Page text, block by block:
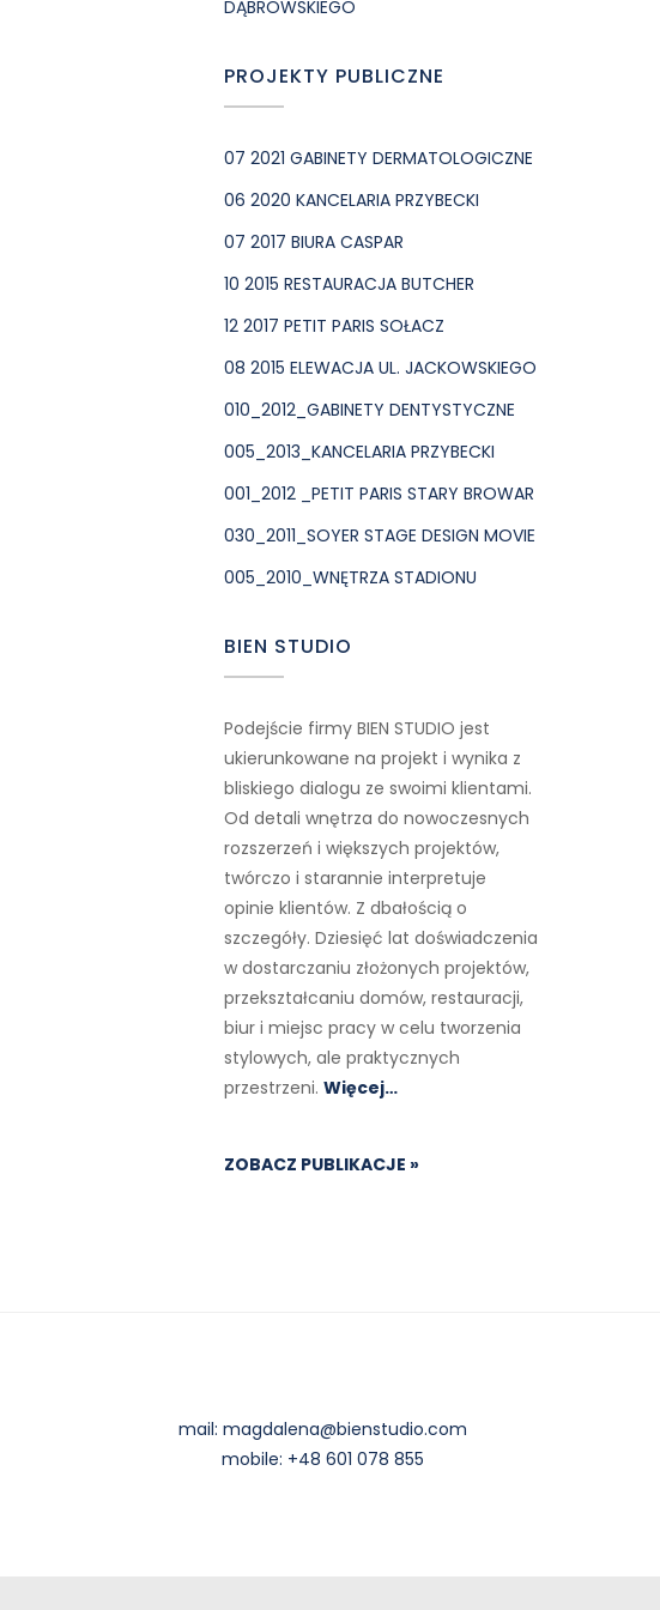
DĄBROWSKIEGO
PROJEKTY PUBLICZNE
07 2021 GABINETY DERMATOLOGICZNE
06 2020 KANCELARIA PRZYBECKI
07 2017 BIURA CASPAR
10 2015 RESTAURACJA BUTCHER
12 2017 PETIT PARIS SOŁACZ
08 2015 ELEWACJA UL. JACKOWSKIEGO
010_2012_GABINETY DENTYSTYCZNE
005_2013_KANCELARIA PRZYBECKI
001_2012 _PETIT PARIS STARY BROWAR
030_2011_SOYER STAGE DESIGN MOVIE
005_2010_WNĘTRZA STADIONU
BIEN STUDIO
Podejście firmy BIEN STUDIO jest
ukierunkowane na projekt i wynika z
bliskiego dialogu ze swoimi klientami.
Od detali wnętrza do nowoczesnych
rozszerzeń i większych projektów,
twórczo i starannie interpretuje
opinie klientów. Z dbałością o
szczegóły. Dziesięć lat doświadczenia
w dostarczaniu złożonych projektów,
przekształcaniu domów, restauracji,
biur i miejsc pracy w celu tworzenia
stylowych, ale praktycznych
przestrzeni. Więcej…
ZOBACZ PUBLIKACJE »
mail: magdalena@bienstudio.com
mobile: +48 601 078 855